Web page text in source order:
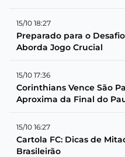
15/10 18:27
Preparado para o
Aborda Jogo Crucial
15/10 17:36
Corinthians Vence São
Aproxima da Final do
15/10 16:27
Cartola FC: Dicas de
Brasileirão